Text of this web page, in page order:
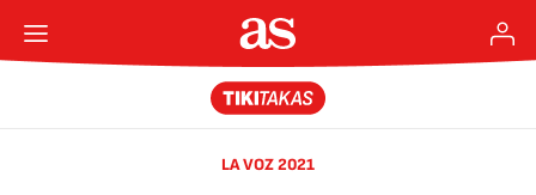
LA VOZ 2021